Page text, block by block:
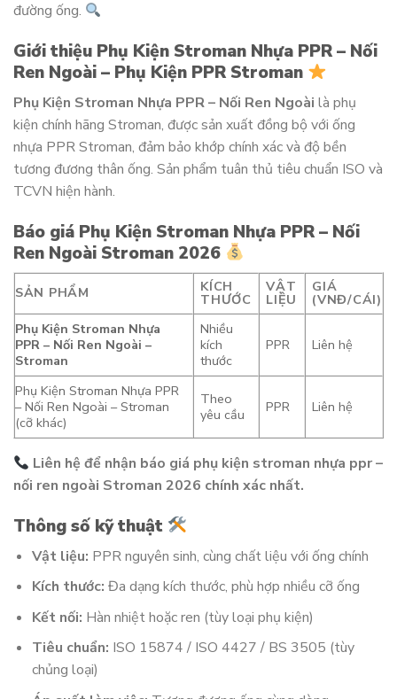
đường ống.
Giới thiệu Phụ Kiện Stroman Nhựa PPR – Nối
Ren Ngoài – Phụ Kiện PPR Stroman
Phụ Kiện Stroman Nhựa PPR – Nối Ren Ngoài là phụ
kiện chính hãng Stroman, được sản xuất đồng bộ với ống
nhựa PPR Stroman, đảm bảo khớp chính xác và độ bền
tương đương thân ống. Sản phẩm tuân thủ tiêu chuẩn ISO và
TCVN hiện hành.
Báo giá Phụ Kiện Stroman Nhựa PPR – Nối
Ren Ngoài Stroman 2026
SẢN PHẨM KÍCH
THƯỚC
VẬT
LIỆU
GIÁ
(VNĐ/CÁI)
Phụ Kiện Stroman Nhựa
PPR – Nối Ren Ngoài –
Stroman
Nhiều
kích
thước
PPR Liên hệ
Phụ Kiện Stroman Nhựa PPR
– Nối Ren Ngoài – Stroman
(cỡ khác)
Theo
yêu cầu
PPR Liên hệ
Liên hệ để nhận báo giá phụ kiện stroman nhựa ppr –
nối ren ngoài Stroman 2026 chính xác nhất.
Thông số kỹ thuật
Vật liệu: PPR nguyên sinh, cùng chất liệu với ống chính
Kích thước: Đa dạng kích thước, phù hợp nhiều cỡ ống
Kết nối: Hàn nhiệt hoặc ren (tùy loại phụ kiện)
Tiêu chuẩn: ISO 15874 / ISO 4427 / BS 3505 (tùy
chủng loại)